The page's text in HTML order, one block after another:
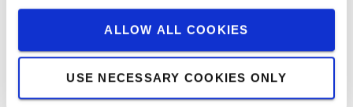
ALLOW ALL COOKIES
USE NECESSARY COOKIES ONLY